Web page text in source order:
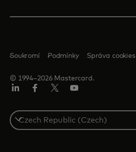
© 1994–2026 Mastercard.
Soukromí Podmínky Správa cookies
Select
a
country